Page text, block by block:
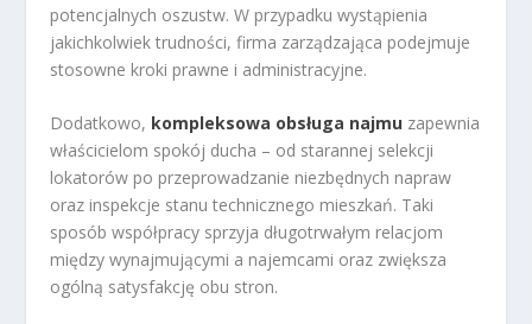
potencjalnych oszustw. W przypadku wystąpienia
jakichkolwiek trudności, firma zarządzająca podejmuje
stosowne kroki prawne i administracyjne.
Dodatkowo, kompleksowa obsługa najmu zapewnia
właścicielom spokój ducha – od starannej selekcji
lokatorów po przeprowadzanie niezbędnych napraw
oraz inspekcje stanu technicznego mieszkań. Taki
sposób współpracy sprzyja długotrwałym relacjom
między wynajmującymi a najemcami oraz zwiększa
ogólną satysfakcję obu stron.